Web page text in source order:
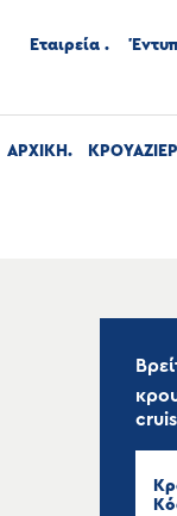
Εταιρεία
ΑΡΧΙΚΉ